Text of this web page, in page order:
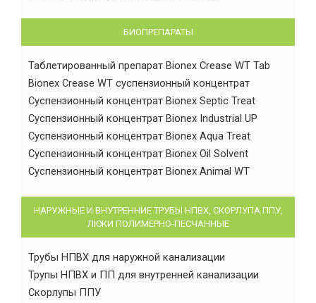
БИОПРЕПАРАТЫ
Таблетированный препарат Bionex Crease WT Tab
Bionex Crease WT суспензионный концентрат
Суспензионный концентрат Bionex Septic Treat
Суспензионный концентрат Bionex Industrial UP
Суспензионный концентрат Bionex Aqua Treat
Суспензионный концентрат Bionex Oil Solvent
Суспензионный концентрат Bionex Animal WT
НАРУЖНЫЕ И ВНУТРЕННИЕ ТРУБЫ НПВХ, СКОРЛУПА ППУ,
ЛЮКИ ПОЛИМЕРНО-ПЕСЧАННЫЕ
Трубы НПВХ для наружной канализации
Трупы НПВХ и ПП для внутренней канализации
Скорлупы ППУ